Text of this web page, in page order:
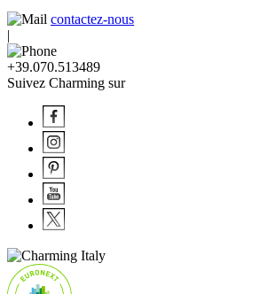
contactez-nous
|
+39.070.513489
Suivez Charming sur